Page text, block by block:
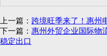
上一篇： 跨境旺季来了！惠州
下一篇： 惠州外贸企业国际物
稳定出口